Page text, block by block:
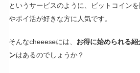
というサービスのように、ビットコイン
やポイ活が好きな方に人気です。
そんなcheeeseには、 お得に始められる
ンはあるのでしょうか？